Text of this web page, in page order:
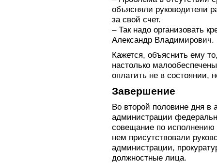
объясняли руководители
за свой счет.
– Так надо организовать
Александр Владимирович.
Кажется, объяснить ему
настолько
оплатить не в состоянии,
Завершение
Во второй половине дня в
администрации
совещание по
нем присутствовали
администрации,
должностные лица.